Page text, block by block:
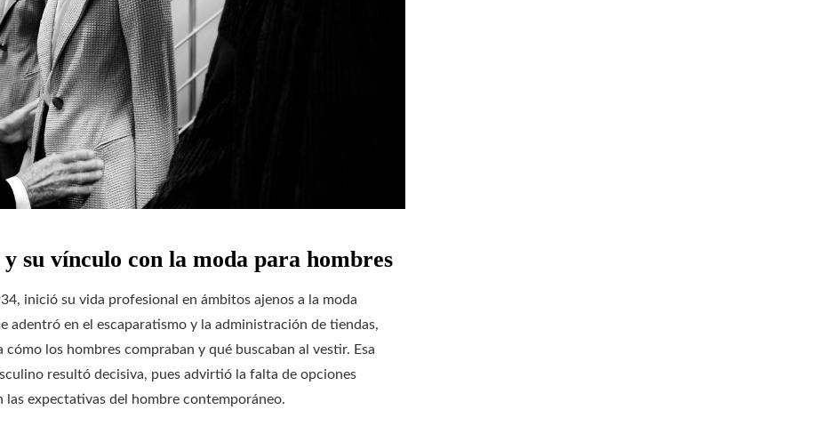
su vínculo con la moda para hombres
inició su vida profesional en ámbitos ajenos a la moda
adentró en el escaparatismo y la administración de tiendas,
los hombres compraban y qué buscaban al vestir. Esa
resultó decisiva, pues advirtió la falta de opciones
expectativas del hombre contemporáneo.